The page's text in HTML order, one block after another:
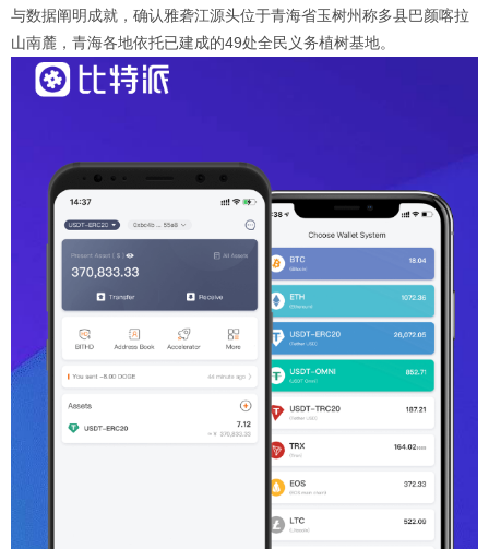
与数据阐明成就，确认雅砻江源头位于青海省玉树州称多县巴颜喀拉
山南麓，青海各地依托已建成的49处全民义务植树基地。